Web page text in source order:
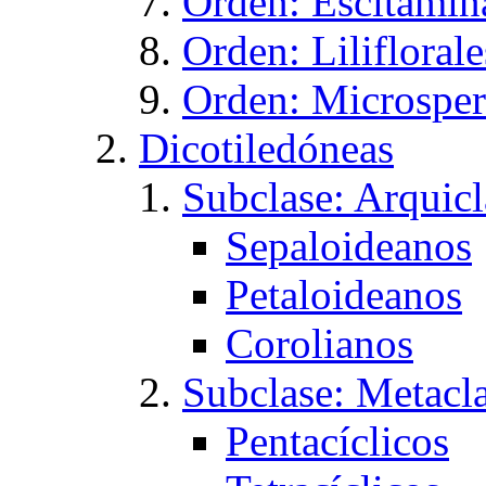
Orden:
Orden:
Dicotiledóneas
Subclase:
Sepaloideanos
Petaloideanos
Corolianos
Subclase:
Pentacíclicos